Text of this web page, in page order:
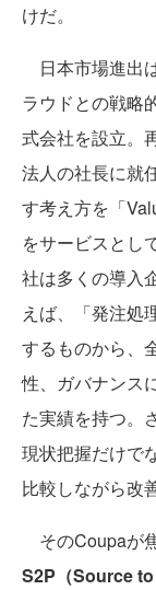
けだ。
日本市場進出
ラウドとの戦略
式会社を設立。
法人の社長に就
す考え方を「
をサービスとし
社は多くの導入
えば、「発注処
するものから、
性、ガバナンス
た実績を持つ。
現状把握だけで
比較しながら改
そのCoupaが
S2P（Source to